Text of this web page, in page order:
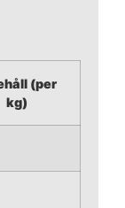
(per
kg)